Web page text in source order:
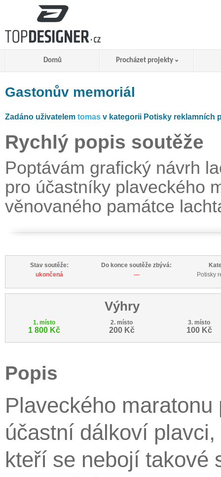
Domů Procházet projekty
Gastonův memoriál
Zadáno uživatelem tomas v kategorii Potisky reklamních
Rychlý popis soutěže
Poptávám grafický návrh
pro účastníky plaveckého
věnovaného památce
Stav soutěže:
ukončená
Do konce soutěže zbývá:
---
Potisky
Výhry
1. místo
1 800 Kč
2. místo
200 Kč
3. místo
100 Kč
Popis
Plaveckého
účastní dálkoví
kteří se nebojí takové